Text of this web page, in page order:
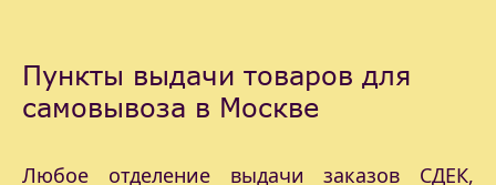
Пункты выдачи товаров для
самовывоза в Москве
Любое отделение выдачи заказов СДЕК,